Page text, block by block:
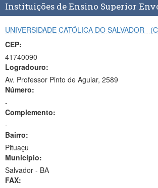
Instituições de Ensino Superior
UNIVERSIDADE CATÓLICA DO SALVADOR
CEP:
41740090
Logradouro:
Av. Professor Pinto de Aguiar, 2589
Número:
-
Complemento:
-
Bairro:
Pituaçu
Município:
Salvador - BA
FAX: